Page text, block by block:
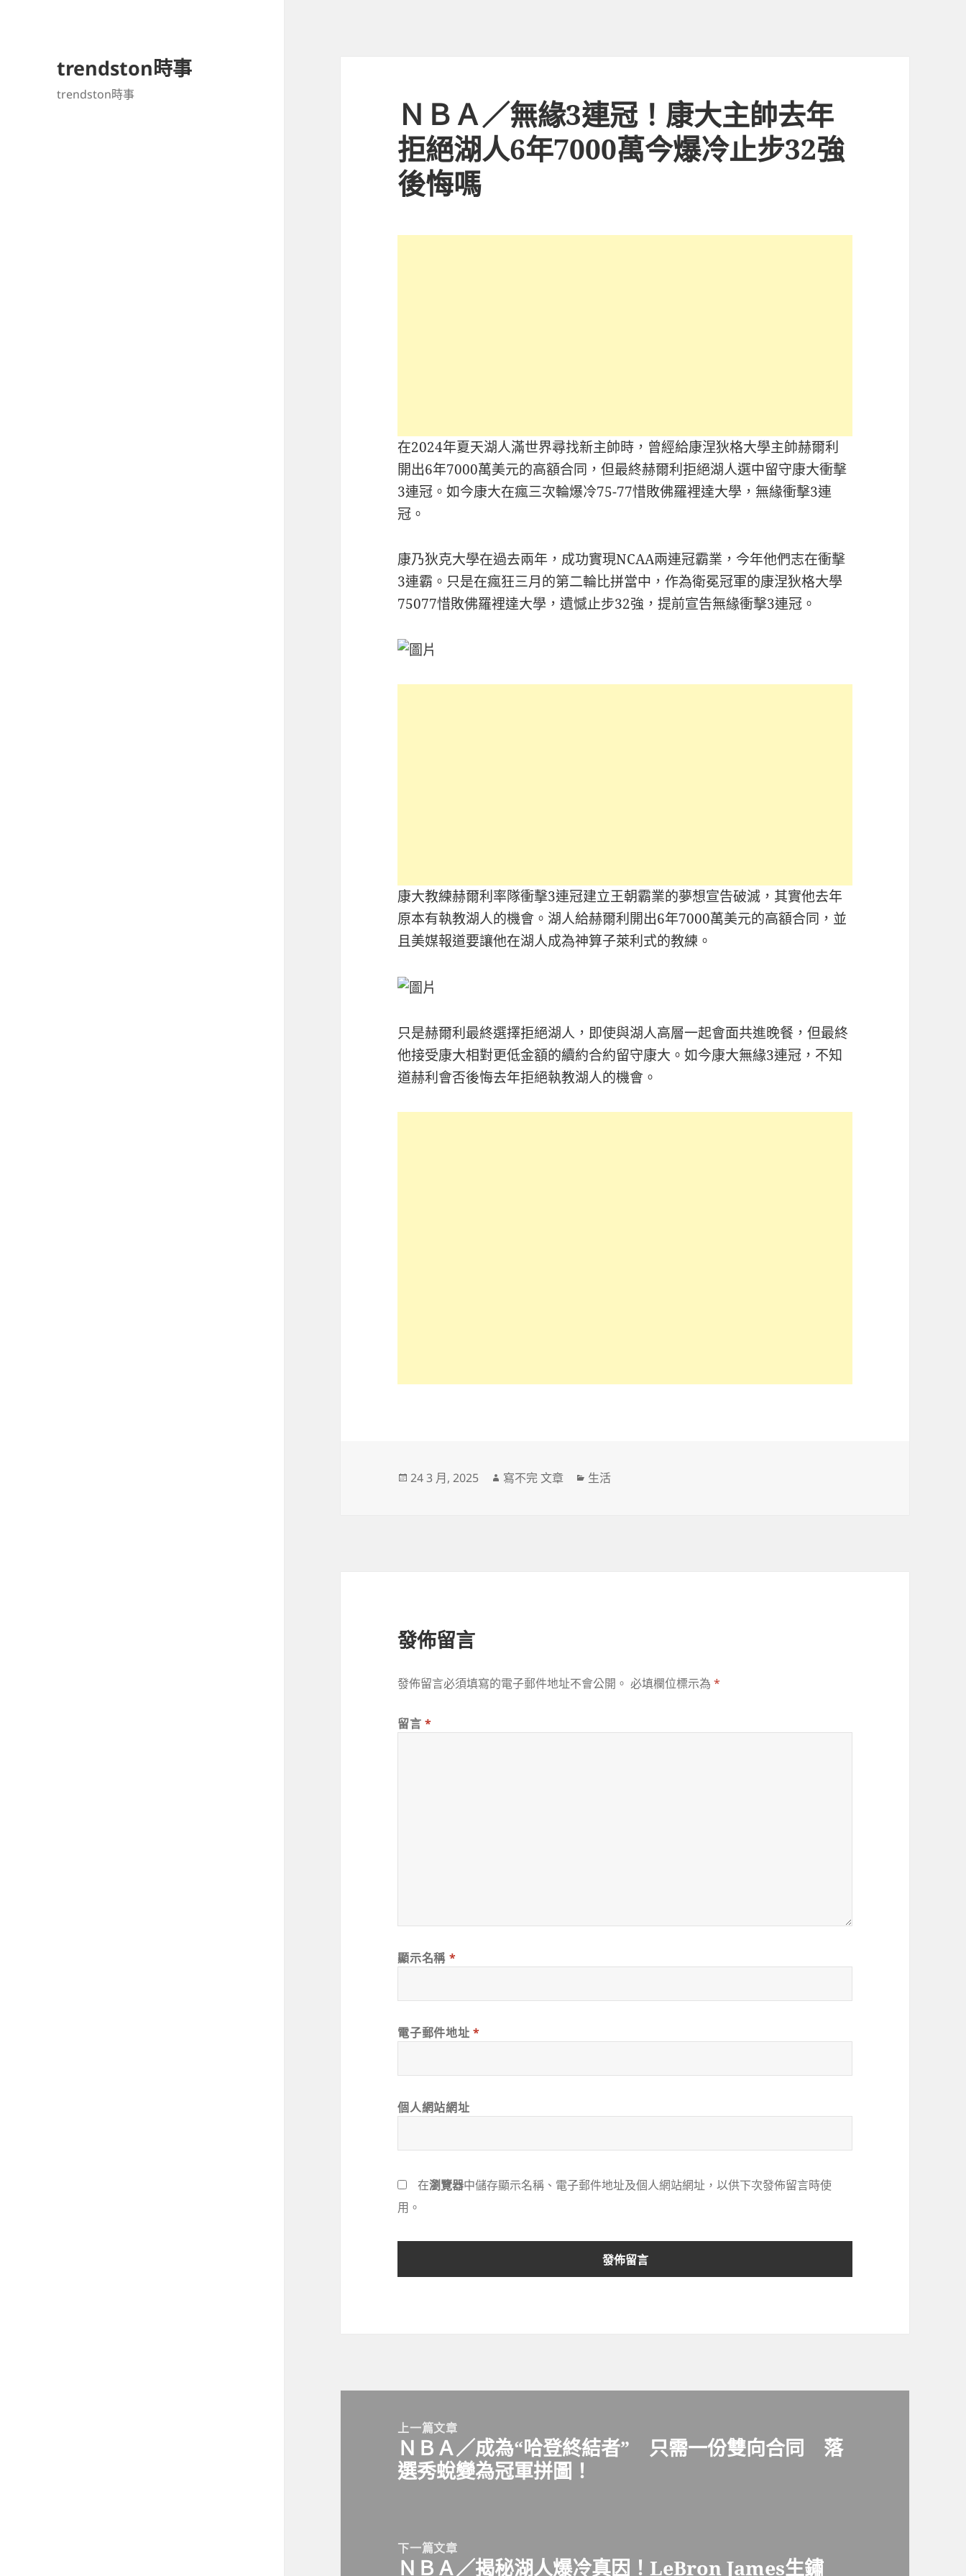
trendston時事
trendston時事
ＮＢＡ／無緣3連冠！康大主帥去年
拒絕湖人6年7000萬今爆冷止步32強
後悔嗎
在2024年夏天湖人滿世界尋找新主帥時，曾經給康涅狄格大學主帥赫爾利
開出6年7000萬美元的高額合同，但最終赫爾利拒絕湖人選中留守康大衝擊
3連冠。如今康大在瘋三次輪爆冷75-77惜敗佛羅裡達大學，無緣衝擊3連
冠。
康乃狄克大學在過去兩年，成功實現NCAA兩連冠霸業，今年他們志在衝擊
3連霸。只是在瘋狂三月的第二輪比拼當中，作為衛冕冠軍的康涅狄格大學
75077惜敗佛羅裡達大學，遺憾止步32強，提前宣告無緣衝擊3連冠。
康大教練赫爾利率隊衝擊3連冠建立王朝霸業的夢想宣告破滅，其實他去年
原本有執教湖人的機會。湖人給赫爾利開出6年7000萬美元的高額合同，並
且美媒報道要讓他在湖人成為神算子萊利式的教練。
只是赫爾利最終選擇拒絕湖人，即使與湖人高層一起會面共進晚餐，但最終
他接受康大相對更低金額的續約合約留守康大。如今康大無緣3連冠，不知
道赫利會否後悔去年拒絕執教湖人的機會。
發
24 3 月, 2025
作
寫不完 文章
分
生活
發佈留言
發佈留言必須填寫的電子郵件地址不會公開。 必填欄位標示為*
留言*
顯示名稱 *
電子郵件地址 *
個人網站網址
在瀏覽器中儲存顯示名稱、電子郵件地址及個人網站網址，以供下次發佈留言時使
用。
上一篇文章
上
一
ＮＢＡ／成為“哈登終結者” 只需一份雙向合同 落
選秀蛻變為冠軍拼圖！
下一篇文章
下
ＮＢＡ／揭秘湖人爆冷真因！LeBron James生鏽